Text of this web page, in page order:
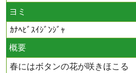
ヨミ
ｶﾅﾍﾋﾞｽｲｼﾞﾝｼﾞｬ
概要
春にはボタンの花が咲きほこる